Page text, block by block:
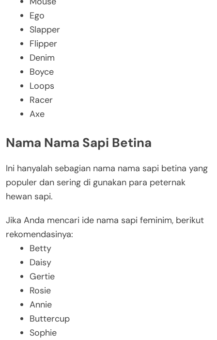
Ego
Slapper
Flipper
Denim
Boyce
Loops
Racer
Axe
Nama Nama Sapi Betina
Ini hanyalah sebagian nama nama sapi betina yang
populer dan sering di gunakan para peternak
hewan sapi.
Jika Anda mencari ide nama sapi feminim, berikut
rekomendasinya:
Betty
Daisy
Gertie
Rosie
Annie
Buttercup
Sophie